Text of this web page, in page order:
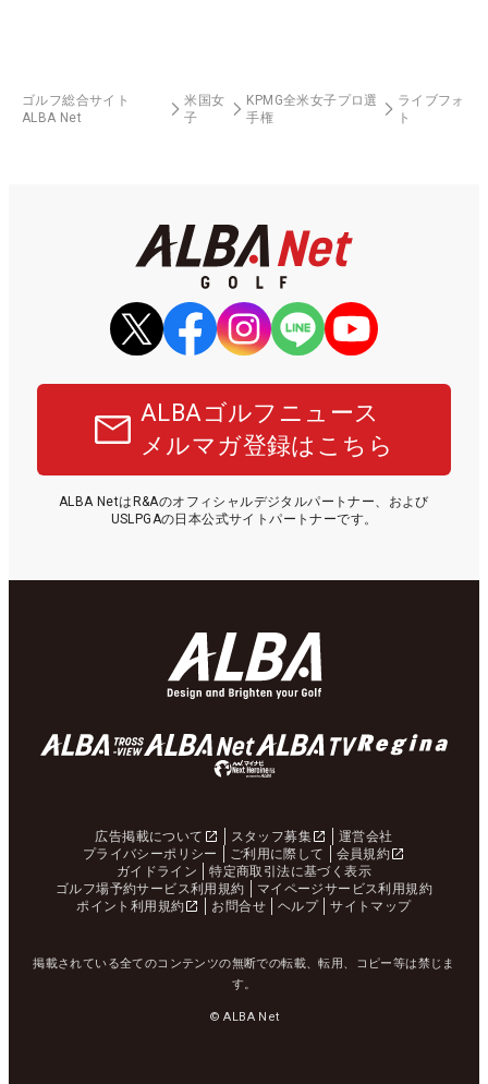
ゴルフ総合サイト
ALBA Net
米国女
子
KPMG全米女子プロ選
手権
ライブフォ
ト
ALBAゴルフニュース
メルマガ登録はこちら
ALBA NetはR&Aのオフィシャルデジタルパートナー、および
USLPGAの日本公式サイトパートナーです。
広告掲載について スタッフ募集
運営会社
プライバシーポリシー
ご利用に際して
会員規約
ガイドライン
特定商取引法に基づく表示
ゴルフ場予約サービス利用規約
マイページサービス利用規約
ポイント利用規約
お問合せ ヘルプ サイトマップ
掲載されている全てのコンテンツの無断での転載、転用、コピー等は禁じま
す。
© ALBA Net